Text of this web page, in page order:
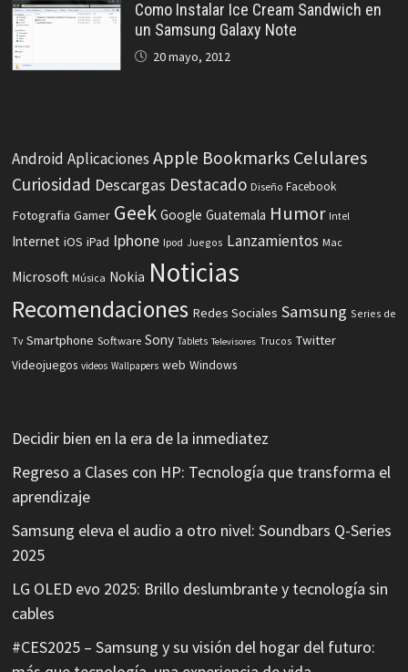
Como Instalar Ice Cream Sandwich en
un Samsung Galaxy Note
20 mayo, 2012
Android Aplicaciones Apple Bookmarks Celulares
Curiosidad Descargas Destacado Diseño Facebook
Fotografia Gamer Geek Google Guatemala Humor Intel
Internet iOS iPad Iphone Ipod Juegos Lanzamientos Mac
Microsoft Música Nokia Noticias
Recomendaciones Redes Sociales Samsung Series de
Tv Smartphone Software Sony Tablets Televisores Trucos Twitter
Videojuegos videos Wallpapers web Windows
Decidir bien en la era de la inmediatez
Regreso a Clases con HP: Tecnología que transforma el
aprendizaje
Samsung eleva el audio a otro nivel: Soundbars Q-Series
2025
LG OLED evo 2025: Brillo deslumbrante y tecnología sin
cables
#CES2025 – Samsung y su visión del hogar del futuro: